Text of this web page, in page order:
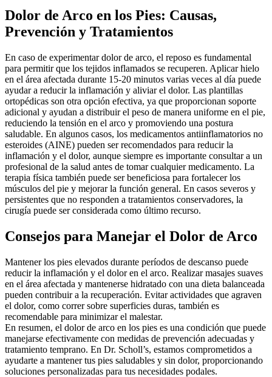
Dolor de Arco en los Pies: Causas,
Prevención y Tratamientos
En caso de experimentar dolor de arco, el reposo es fundamental
para permitir que los tejidos inflamados se recuperen. Aplicar hielo
en el área afectada durante 15-20 minutos varias veces al día puede
ayudar a reducir la inflamación y aliviar el dolor. Las plantillas
ortopédicas son otra opción efectiva, ya que proporcionan soporte
adicional y ayudan a distribuir el peso de manera uniforme en el pie,
reduciendo la tensión en el arco y promoviendo una postura
saludable. En algunos casos, los medicamentos antiinflamatorios no
esteroides (AINE) pueden ser recomendados para reducir la
inflamación y el dolor, aunque siempre es importante consultar a un
profesional de la salud antes de tomar cualquier medicamento. La
terapia física también puede ser beneficiosa para fortalecer los
músculos del pie y mejorar la función general. En casos severos y
persistentes que no responden a tratamientos conservadores, la
cirugía puede ser considerada como último recurso.
Consejos para Manejar el Dolor de Arco
Mantener los pies elevados durante períodos de descanso puede
reducir la inflamación y el dolor en el arco. Realizar masajes suaves
en el área afectada y mantenerse hidratado con una dieta balanceada
pueden contribuir a la recuperación. Evitar actividades que agraven
el dolor, como correr sobre superficies duras, también es
recomendable para minimizar el malestar.
En resumen, el dolor de arco en los pies es una condición que puede
manejarse efectivamente con medidas de prevención adecuadas y
tratamiento temprano. En Dr. Scholl’s, estamos comprometidos a
ayudarte a mantener tus pies saludables y sin dolor, proporcionando
soluciones personalizadas para tus necesidades podales.